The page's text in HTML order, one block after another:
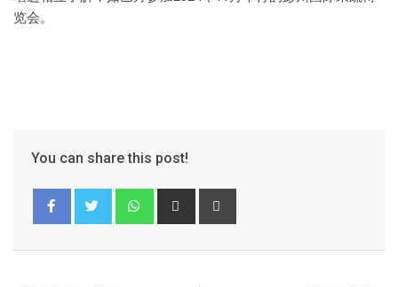
览会。
You can share this post!